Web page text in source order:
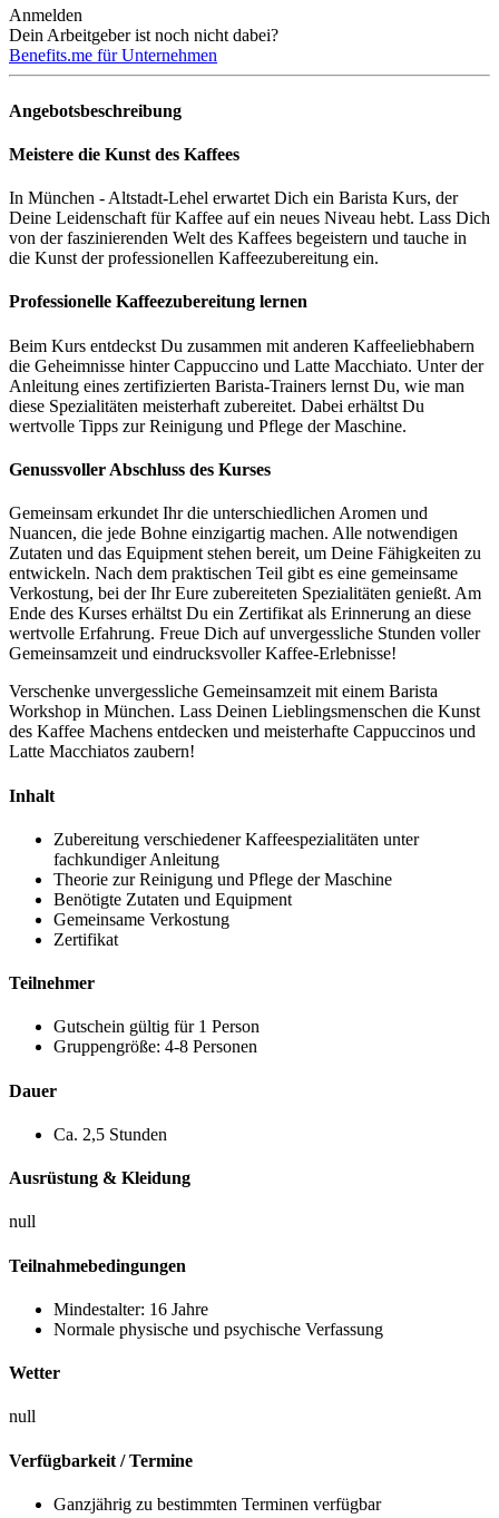
Anmelden
Dein Arbeitgeber ist noch nicht dabei?
Benefits.me für Unternehmen
Angebotsbeschreibung
Meistere die Kunst des Kaffees
In München - Altstadt-Lehel erwartet Dich ein Barista Kurs, der
Deine Leidenschaft für Kaffee auf ein neues Niveau hebt. Lass Dich
von der faszinierenden Welt des Kaffees begeistern und tauche in
die Kunst der professionellen Kaffeezubereitung ein.
Professionelle Kaffeezubereitung lernen
Beim Kurs entdeckst Du zusammen mit anderen Kaffeeliebhabern
die Geheimnisse hinter Cappuccino und Latte Macchiato. Unter der
Anleitung eines zertifizierten Barista-Trainers lernst Du, wie man
diese Spezialitäten meisterhaft zubereitet. Dabei erhältst Du
wertvolle Tipps zur Reinigung und Pflege der Maschine.
Genussvoller Abschluss des Kurses
Gemeinsam erkundet Ihr die unterschiedlichen Aromen und
Nuancen, die jede Bohne einzigartig machen. Alle notwendigen
Zutaten und das Equipment stehen bereit, um Deine Fähigkeiten zu
entwickeln. Nach dem praktischen Teil gibt es eine gemeinsame
Verkostung, bei der Ihr Eure zubereiteten Spezialitäten genießt. Am
Ende des Kurses erhältst Du ein Zertifikat als Erinnerung an diese
wertvolle Erfahrung. Freue Dich auf unvergessliche Stunden voller
Gemeinsamzeit und eindrucksvoller Kaffee-Erlebnisse!
Verschenke unvergessliche Gemeinsamzeit mit einem Barista
Workshop in München. Lass Deinen Lieblingsmenschen die Kunst
des Kaffee Machens entdecken und meisterhafte Cappuccinos und
Latte Macchiatos zaubern!
Inhalt
Zubereitung verschiedener Kaffeespezialitäten unter
fachkundiger Anleitung
Theorie zur Reinigung und Pflege der Maschine
Benötigte Zutaten und Equipment
Gemeinsame Verkostung
Zertifikat
Teilnehmer
Gutschein gültig für 1 Person
Gruppengröße: 4-8 Personen
Dauer
Ca. 2,5 Stunden
Ausrüstung & Kleidung
null
Teilnahmebedingungen
Mindestalter: 16 Jahre
Normale physische und psychische Verfassung
Wetter
null
Verfügbarkeit / Termine
Ganzjährig zu bestimmten Terminen verfügbar